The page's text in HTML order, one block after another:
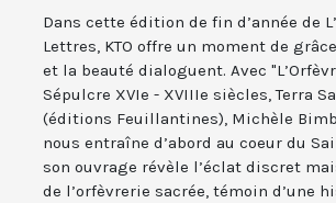
Dans cette édition de fin d’année de
Lettres, KTO offre un moment de
et la beauté dialoguent. Avec
Sépulcre XVIe - XVIIIe siècles, Terra
(éditions Feuillantines), Michèle
nous entraîne d’abord au coeur du
son ouvrage révèle l’éclat discret
de l’orfèvrerie sacrée, témoin d’une